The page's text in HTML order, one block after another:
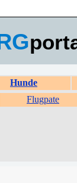
Hunde
Flugpate